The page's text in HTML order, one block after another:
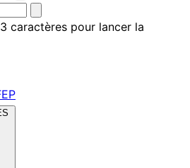
caractères pour lancer la